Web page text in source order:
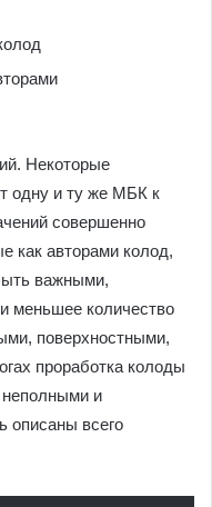
Некоторые
одну и ту же МБК к
совершенно
как авторами колод,
важными,
меньшее количество
поверхностными,
проработка колоды
неполными и
описаны всего